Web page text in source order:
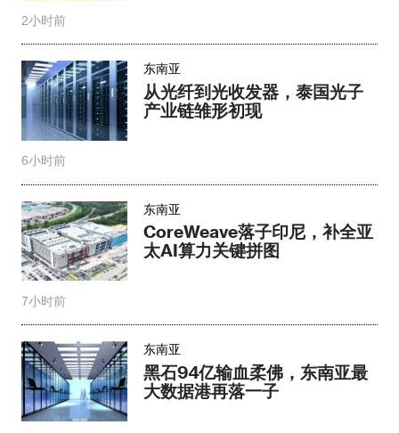
2小时前
东南亚
从光纤到光收发器，泰国光子
产业链雏形初现
6小时前
东南亚
CoreWeave落子印尼，补全亚
太AI算力关键拼图
7小时前
东南亚
黑石94亿输血柔佛，东南亚最
大数据港再落一子